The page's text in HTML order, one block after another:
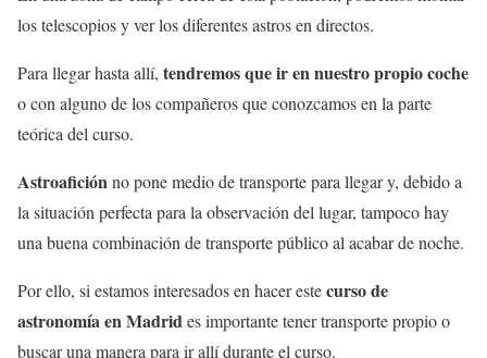
los telescopios y ver los diferentes astros en directos.
Para llegar hasta allí, tendremos que ir en nuestro propio coche
o con alguno de los compañeros que conozcamos en la parte
teórica del curso.
Astroafición no pone medio de transporte para llegar y, debido a
la situación perfecta para la observación del lugar, tampoco hay
una buena combinación de transporte público al acabar de noche.
Por ello, si estamos interesados en hacer estecurso de
astronomía en Madrid es importante tener transporte propio o
buscar una manera para ir allí durante el curso.